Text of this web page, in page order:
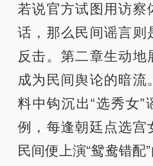
若说官方试图用访察
话，那么民间谣言则
反击。第二章生动地
成为民间舆论的暗流
料中钩沉出“选秀女”
例，每逢朝廷点选宫
民间便上演“鸳鸯错配